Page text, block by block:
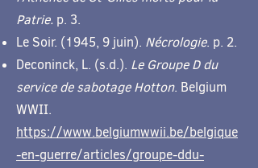
Patrie. p. 3.
Le Soir. (1945, 9 juin). Nécrologie. p. 2.
Deconinck, L. (s.d.). Le Groupe D du
service de sabotage Hotton. Belgium
WWII.
https://www.belgiumwwii.be/belgique
-en-guerre/articles/groupe-ddu-